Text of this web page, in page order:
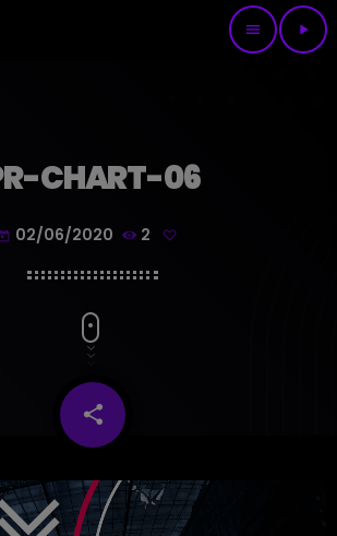
menu play_arrow
CHART-06
02/06/2020 2
share
email